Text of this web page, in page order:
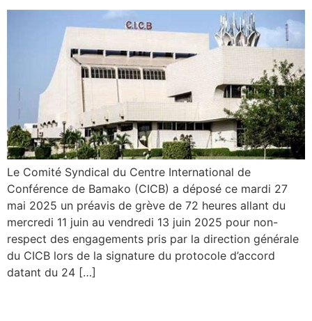
Le Comité Syndical du Centre International de
Conférence de Bamako (CICB) a déposé ce mardi 27
mai 2025 un préavis de grève de 72 heures allant du
mercredi 11 juin au vendredi 13 juin 2025 pour non-
respect des engagements pris par la direction générale
du CICB lors de la signature du protocole d’accord
datant du 24 […]